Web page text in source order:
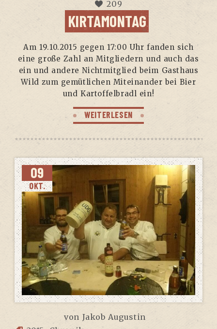
209
KIRTAMONTAG
Am 19.10.2015 gegen 17:00 Uhr fan­den sich
eine gro­ße Zahl an Mit­glie­dern und auch das
ein und ande­re Nicht­mit­glied beim Gast­haus
Wild zum gemüt­li­chen Mit­ein­an­der bei Bier
und Kar­tof­felb­radl ein!
WEITERLESEN
09
OKT.
von Jakob Augustin